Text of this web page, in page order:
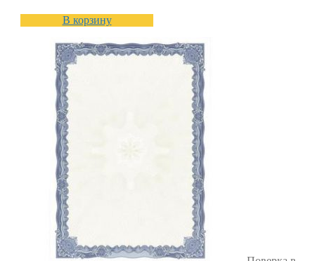
В корзину